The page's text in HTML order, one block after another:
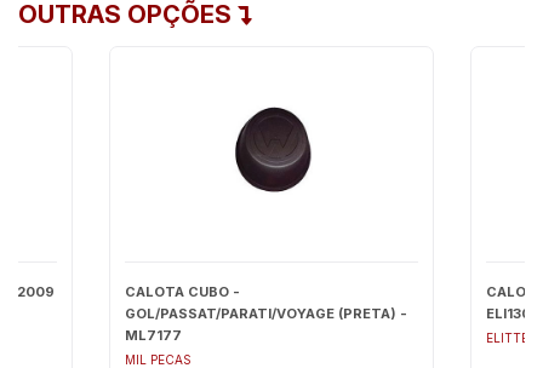
OUTRAS OPÇÕES
2009
CALOTA CUBO -
GOL/PASSAT/PARATI/VOYAGE (PRETA) -
ML7177
MIL PECAS
ELI1304
ELITTE